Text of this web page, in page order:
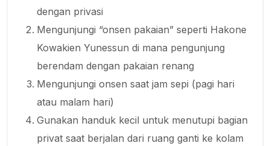
dengan privasi
Mengunjungi “onsen pakaian” seperti Hakone
Kowakien Yunessun di mana pengunjung
berendam dengan pakaian renang
Mengunjungi onsen saat jam sepi (pagi hari
atau malam hari)
Gunakan handuk kecil untuk menutupi bagian
privat saat berjalan dari ruang ganti ke kolam